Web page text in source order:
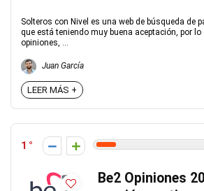
Solteros con Nivel es una web de búsqueda de
que está teniendo muy buena aceptación, por
opiniones, ...
Juan García
LEER MÁS +
1
Be2 Opiniones